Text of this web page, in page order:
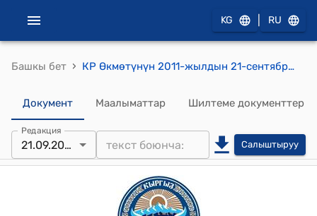
KG RU
Башкы бет › КР Өкмөтүнүн 2011-жылдын 21-сентябрындагы № 432-б (Кыргыз Республикасы менен Эл Аралык Өнүктүрүү Ассоциациясынын ортосундагы "Экономиканы калыбына келтирүү" долбоору боюнча каржылоо жөнүндө макулдашуунун долбоору жактыруу боюнча) буйругу
Документ Маалыматтар Шилтеме документтер
Редакция
21.09.2011 Салыштыруу